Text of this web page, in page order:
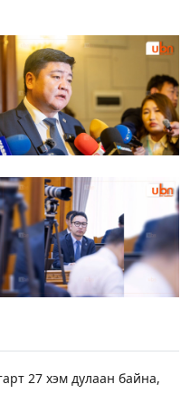
27 хэм дулаан байна,